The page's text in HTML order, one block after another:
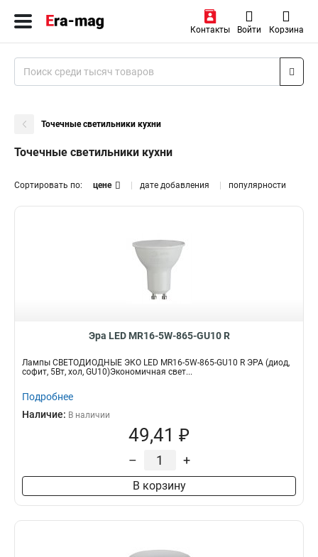
Контакты Войти Корзина
Точечные светильники кухни
Точечные светильники кухни
Сортировать по: цене дате добавления популярности
Эра LED MR16-5W-865-GU10 R
Лампы СВЕТОДИОДНЫЕ ЭКО LED MR16-5W-865-GU10 R ЭРА (диод,
софит, 5Вт, хол, GU10)Экономичная свет...
Подробнее
Наличие: В наличии
49,41 ₽
– +
В корзину